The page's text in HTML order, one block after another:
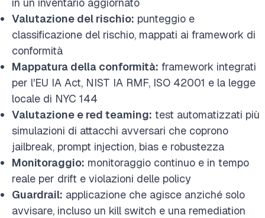
Valutazione del rischio: punteggio e
classificazione del rischio, mappati ai framework di
conformità
Mappatura della conformità: framework integrati
per l'EU IA Act, NIST IA RMF, ISO 42001 e la legge
locale di NYC 144
Valutazione e red teaming: test automatizzati più
simulazioni di attacchi avversari che coprono
jailbreak, prompt injection, bias e robustezza
Monitoraggio: monitoraggio continuo e in tempo
reale per drift e violazioni delle policy
Guardrail: applicazione che agisce anziché solo
avvisare, incluso un kill switch e una remediation